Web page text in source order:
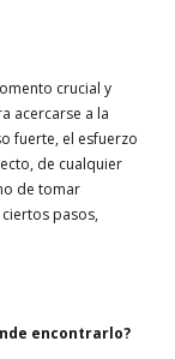
crucial y
acercarse a la
fuerte, el esfuerzo
de cualquier
de tomar
pasos,
encontrarlo?